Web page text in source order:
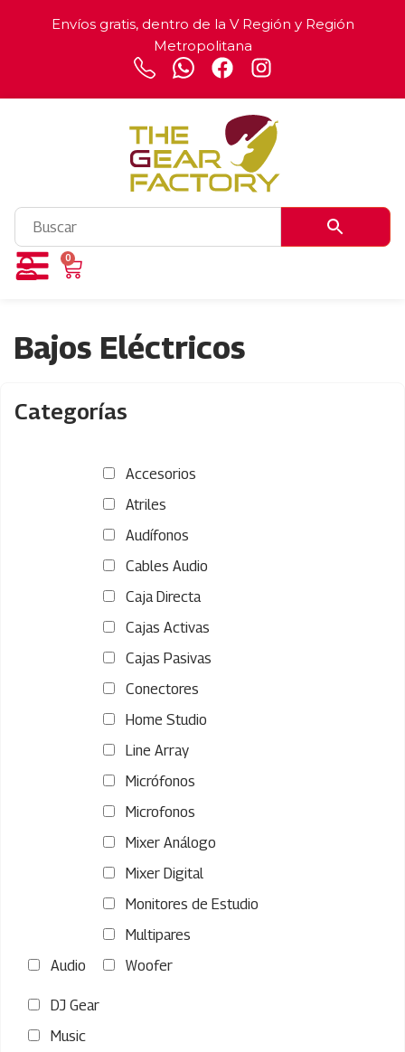
Envíos gratis, dentro de la V Región y Región
Metropolitana
0
Bajos Eléctricos
Categorías
Audio
Accesorios
Atriles
Audífonos
Cables Audio
Caja Directa
Cajas Activas
Cajas Pasivas
Conectores
Home Studio
Line Array
Micrófonos
Microfonos
Mixer Análogo
Mixer Digital
Monitores de Estudio
Multipares
Woofer
DJ Gear
Music